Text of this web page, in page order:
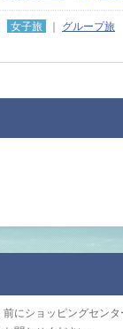
女子旅
グループ旅
にショッピングセンタ